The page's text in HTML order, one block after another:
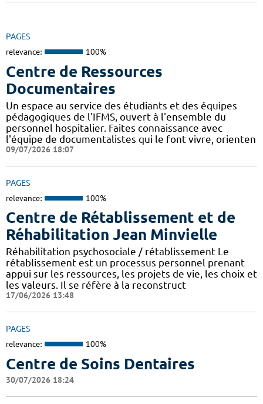
PAGES
relevance: 100%
Centre de Ressources
Documentaires
Un espace au service des étudiants et des équipes
pédagogiques de l'IFMS, ouvert à l'ensemble du
personnel hospitalier. Faites connaissance avec
l'équipe de documentalistes qui le font vivre, orienten
09/07/2026 18:07
PAGES
relevance: 100%
Centre de Rétablissement et de
Réhabilitation Jean Minvielle
Réhabilitation psychosociale / rétablissement Le
rétablissement est un processus personnel prenant
appui sur les ressources, les projets de vie, les choix et
les valeurs. Il se réfère à la reconstruct
17/06/2026 13:48
PAGES
relevance: 100%
Centre de Soins Dentaires
30/07/2026 18:24